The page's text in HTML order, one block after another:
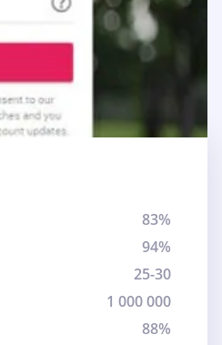
83%
94%
25-30
1 000 000
88%